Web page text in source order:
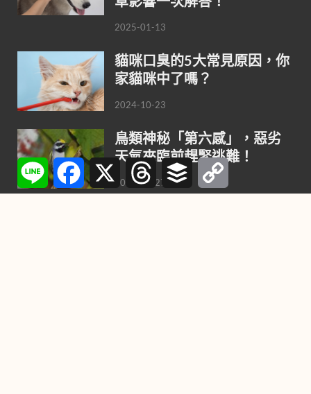
2025-01-13
貓咪口臭的5大常見原因，你
家貓咪中了嗎？
2024-10-23
鳥類神秘「第六感」，惡劣
天氣來臨前趕緊逃難！
2021-10-27
Line Facebook
X ThreadsBuffer Copy